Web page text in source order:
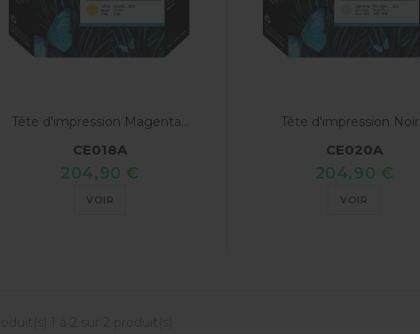
Tête d'impression Magenta...
CE018A
204,90 €
VOIR
Tête d'impression
CE020A
204,90 €
VOIR